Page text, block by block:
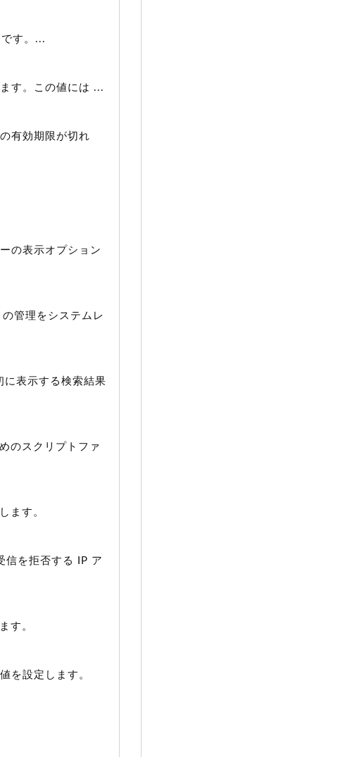
す。...
す。この値には ...
有効期限が切れ
の表示オプション
管理をシステムレ
表示する検索結果
のスクリプトファ
ます。
信を拒否する IP ア
す。
を設定します。